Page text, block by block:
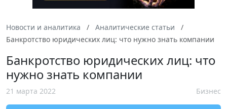
Новости и аналитика
Аналитические статьи
Банкротство юридических лиц: что нужно знать компании
Банкротство юридических лиц: что
нужно знать компании
21 марта 2022 Бизнес